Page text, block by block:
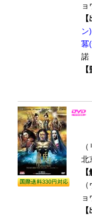
ョ
ン)
冪
北
ョ